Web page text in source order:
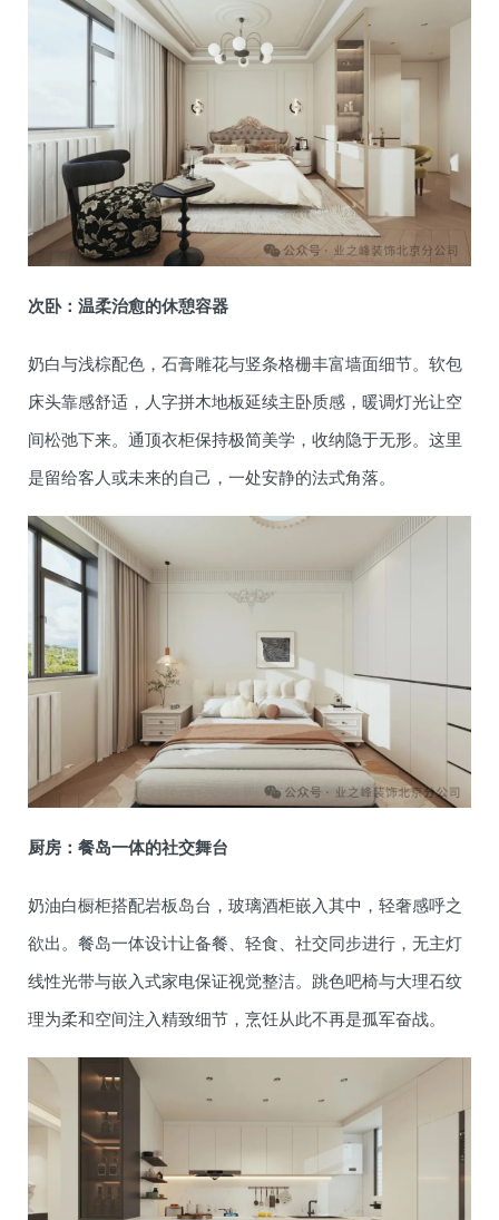
次卧：温柔治愈的休憩容器
奶白与浅棕配色，石膏雕花与竖条格栅丰富墙面细节。软包
床头靠感舒适，人字拼木地板延续主卧质感，暖调灯光让空
间松弛下来。通顶衣柜保持极简美学，收纳隐于无形。这里
是留给客人或未来的自己，一处安静的法式角落。
厨房：餐岛一体的社交舞台
奶油白橱柜搭配岩板岛台，玻璃酒柜嵌入其中，轻奢感呼之
欲出。餐岛一体设计让备餐、轻食、社交同步进行，无主灯
线性光带与嵌入式家电保证视觉整洁。跳色吧椅与大理石纹
理为柔和空间注入精致细节，烹饪从此不再是孤军奋战。